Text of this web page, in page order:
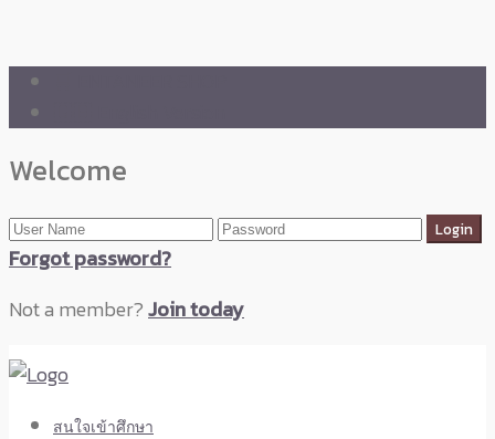
Welcome
Forgot password?
Not a member?Join today
สนใจเข้าศึกษา